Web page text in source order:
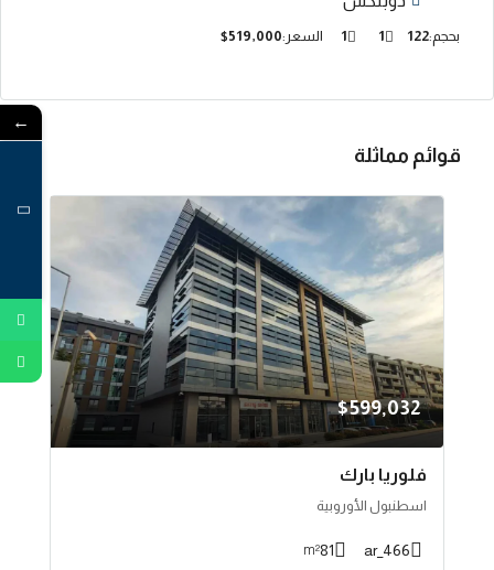
بحجم:122
1
1 السعر:$519,000
قوائم مماثلة
$599,032
فلوريا بارك
اسطنبول الأوروبية
466_ar
81
m²
←